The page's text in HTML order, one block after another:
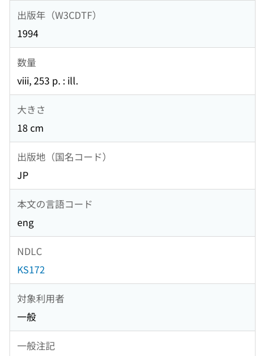
出版年（W3CDTF）
1994
数量
viii, 253 p. : ill.
大きさ
18 cm
出版地（国名コード）
JP
本文の言語コード
eng
NDLC
KS172
対象利用者
一般
一般注記